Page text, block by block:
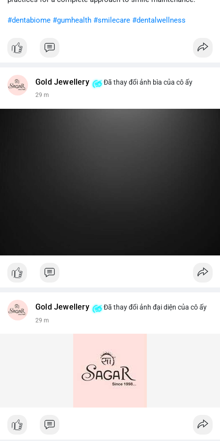
#dentabiome #gumhealth #smilecare #dentalwellness
Gold Jewellery Đã thay đổi ảnh bìa của cô ấy
29 m
Gold Jewellery Đã thay đổi ảnh đại diện của cô ấy
29 m